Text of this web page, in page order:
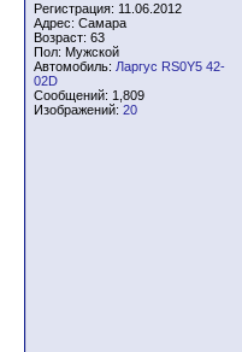
Регистрация: 11.06.2012
Адрес: Самара
Возраст: 63
Пол: Мужской
Автомобиль: Ларгус RS0Y5 42-
02D
Сообщений: 1,809
Изображений: 20